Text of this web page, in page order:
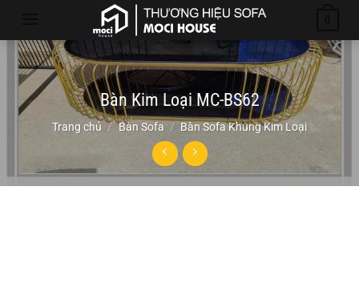
dung
Bàn Kim Loại MC-BS62
Trang chủ / Bàn Sofa / Bàn Sofa Khung Kim Loại